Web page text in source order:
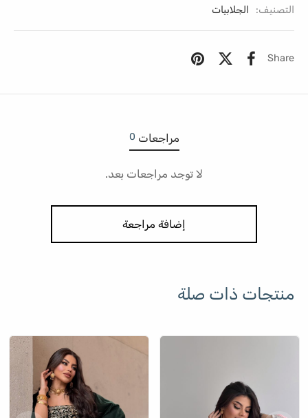
التصنيف: الجلابيات
Share
مراجعات 0
لا توجد مراجعات بعد.
إضافة مراجعة
منتجات ذات صلة